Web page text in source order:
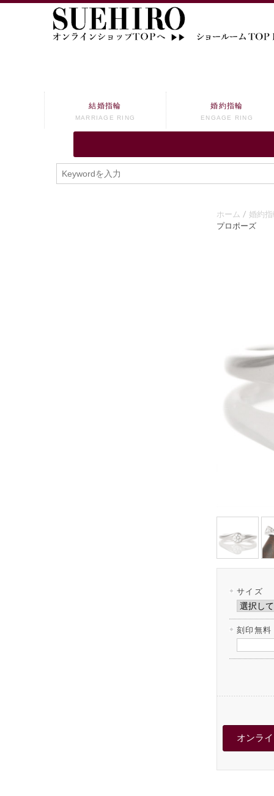
結婚指輪
MARRIAGE RING
婚約指輪
ENGAGE RING
ホーム 婚約
プロポーズ
サイズ
刻印無料